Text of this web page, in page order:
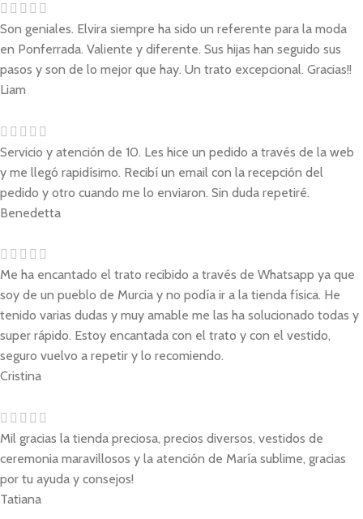
Son geniales. Elvira siempre ha sido un referente para la moda
en Ponferrada. Valiente y diferente. Sus hijas han seguido sus
pasos y son de lo mejor que hay. Un trato excepcional. Gracias!!
Liam
Servicio y atención de 10. Les hice un pedido a través de la web
y me llegó rapidísimo. Recibí un email con la recepción del
pedido y otro cuando me lo enviaron. Sin duda repetiré.
Benedetta
Me ha encantado el trato recibido a través de Whatsapp ya que
soy de un pueblo de Murcia y no podía ir a la tienda física. He
tenido varias dudas y muy amable me las ha solucionado todas y
super rápido. Estoy encantada con el trato y con el vestido,
seguro vuelvo a repetir y lo recomiendo.
Cristina
Mil gracias la tienda preciosa, precios diversos, vestidos de
ceremonia maravillosos y la atención de María sublime, gracias
por tu ayuda y consejos!
Tatiana